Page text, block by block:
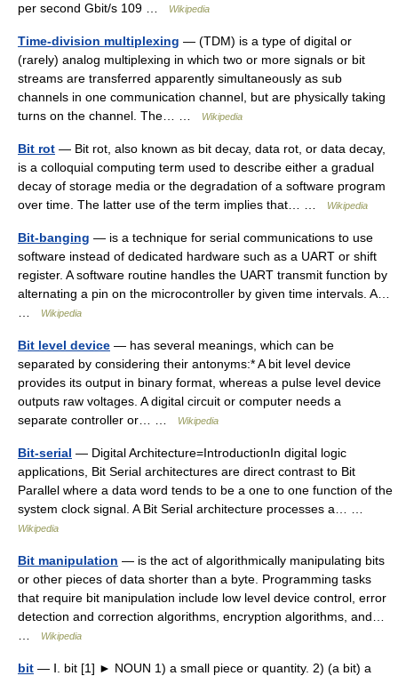
per second Gbit/s 109 …
Wikipedia
Time-division multiplexing — (TDM) is a type of digital or
(rarely) analog multiplexing in which two or more signals or bit
streams are transferred apparently simultaneously as sub
channels in one communication channel, but are physically taking
turns on the channel. The… …
Wikipedia
Bit rot — Bit rot, also known as bit decay, data rot, or data decay,
is a colloquial computing term used to describe either a gradual
decay of storage media or the degradation of a software program
over time. The latter use of the term implies that… …
Wikipedia
Bit-banging — is a technique for serial communications to use
software instead of dedicated hardware such as a UART or shift
register. A software routine handles the UART transmit function by
alternating a pin on the microcontroller by given time intervals. A…
Wikipedia
Bit level device — has several meanings, which can be
separated by considering their antonyms:* A bit level device
provides its output in binary format, whereas a pulse level device
outputs raw voltages. A digital circuit or computer needs a
separate controller or… …
Wikipedia
Bit-serial — Digital Architecture=IntroductionIn digital logic
applications, Bit Serial architectures are direct contrast to Bit
Parallel where a data word tends to be a one to one function of the
system clock signal. A Bit Serial architecture processes a… …
Wikipedia
Bit manipulation — is the act of algorithmically manipulating bits
or other pieces of data shorter than a byte. Programming tasks
that require bit manipulation include low level device control, error
detection and correction algorithms, encryption algorithms, and…
Wikipedia
bit — Ⅰ. bit [1] ► NOUN 1) a small piece or quantity. 2) (a bit) a